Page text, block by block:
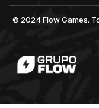
© 2024 Flow Games.